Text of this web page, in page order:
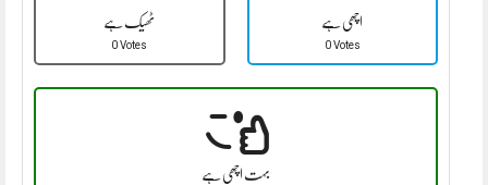
ٹھیک ہے
0 Votes
اچھی ہے
0 Votes
بہت اچھی ہے